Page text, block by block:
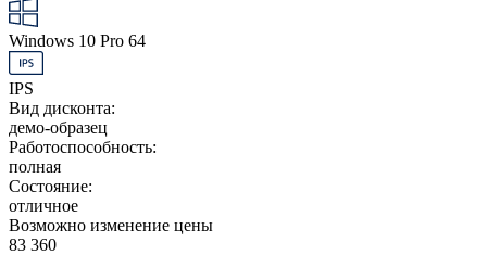
Windows 10 Pro 64
IPS
Вид дисконта:
демо-образец
Работоспособность:
полная
Состояние:
отличное
Возможно изменение цены
83 360